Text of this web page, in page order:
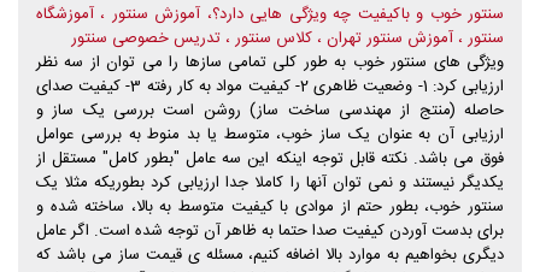
از نظر صدا تایید کنند و با این حال معمولا دل هنرجویان با سازی است که
ظاهر آن را پسندیده اند که اغلب اوقات با سازی که استاد برای آنها انتخاب
می کند متفاوت است و حتا برخی از هنرجویان حاضرند قیمت بسیار زیادی
را برای سازی که آن را از لحاظ ظاهر پسندیده اند بپردازند. با وجود اینکه
شاید بعضی نوازندگانی که مدت بیشتری کار کرده اند و با صدای ساز خوب
آشنایی بیشتری دارند به هنرجویان تازه وارد می گویند مثلا این ساز، ساز
خوبی نیست پاسخ اکثر هنرجویان این است که: بالاخره سازی که می
خواهیم برای آن هزینه کنیم باید حداقل ظاهر خوبی داشته باشد (شاید به
این علت که کاملا نو نوار و شیک جلوه کند) و تفاوت صدای سازهای مختلف
هم در آن محدوده قیمت چون برای آنها قابل تشخیص نیست و خیلی فرقی
نمی کند پس آن سازی را انتخاب می کنند که ظاهرش بهتر است.
سنتور خوب و باکیفیت چه ویژگی هایی دارد؟، آموزش سنتور ، آموزشگاه
سنتور ، آموزش سنتور تهران ، کلاس سنتور ، تدریس خصوصی سنتور
ویژگی های سنتور خوب به طور کلی تمامی سازها را می توان از سه نظر
ارزیابی کرد: 1- وضعیت ظاهری 2- کیفیت مواد به کار رفته 3- کیفیت صدای
حاصله (منتج از مهندسی ساخت ساز) روشن است بررسی یک ساز و
ارزیابی آن به عنوان یک ساز خوب، متوسط یا بد منوط به بررسی عوامل
فوق می باشد. نکته قابل توجه اینکه این سه عامل "بطور کامل" مستقل از
یکدیگر نیستند و نمی توان آنها را کاملا جدا ارزیابی کرد بطوریکه مثلا یک
سنتور خوب، بطور حتم از موادی با کیفیت متوسط به بالا، ساخته شده و
برای بدست آوردن کیفیت صدا حتما به ظاهر آن توجه شده است. اگر عامل
دیگری بخواهیم به موارد بالا اضافه کنیم، مسئله ی قیمت ساز می باشد که